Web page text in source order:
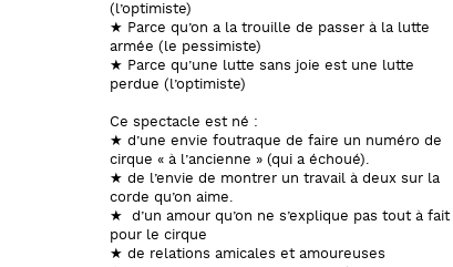
(l’optimiste)
★ Parce qu’on a la trouille de passer à la lutte
armée (le pessimiste)
★ Parce qu’une lutte sans joie est une lutte
perdue (l’optimiste)
Ce spectacle est né :
★ d’une envie foutraque de faire un numéro de
cirque « à l’ancienne » (qui a échoué).
★ de l’envie de montrer un travail à deux sur la
corde qu’on aime.
★ d’un amour qu’on ne s’explique pas tout à fait
pour le cirque
★ de relations amicales et amoureuses